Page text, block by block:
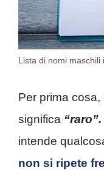
Lista di nomi
Per prima
significa “raro”.
intende
non si ripete